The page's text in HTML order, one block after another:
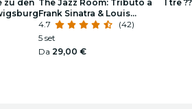
zu den The Jazz Room: Tributo a
Frank Sinatra & Louis
Armstrong
4.7
(42)
5 set
Da 29,00 €
I tre